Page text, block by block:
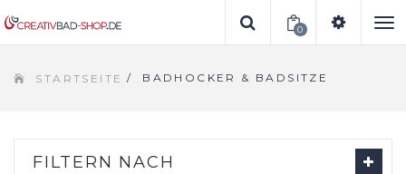
0
STARTSEITE / BADHOCKER & BADSITZE
FILTERN NACH